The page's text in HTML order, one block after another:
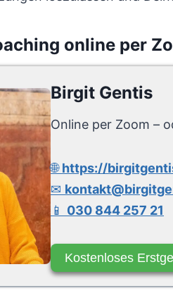
online per
Birgit Gentis
Online per Zoom –
🌐https://
✉
📱 030 844 257 21
Kostenloses